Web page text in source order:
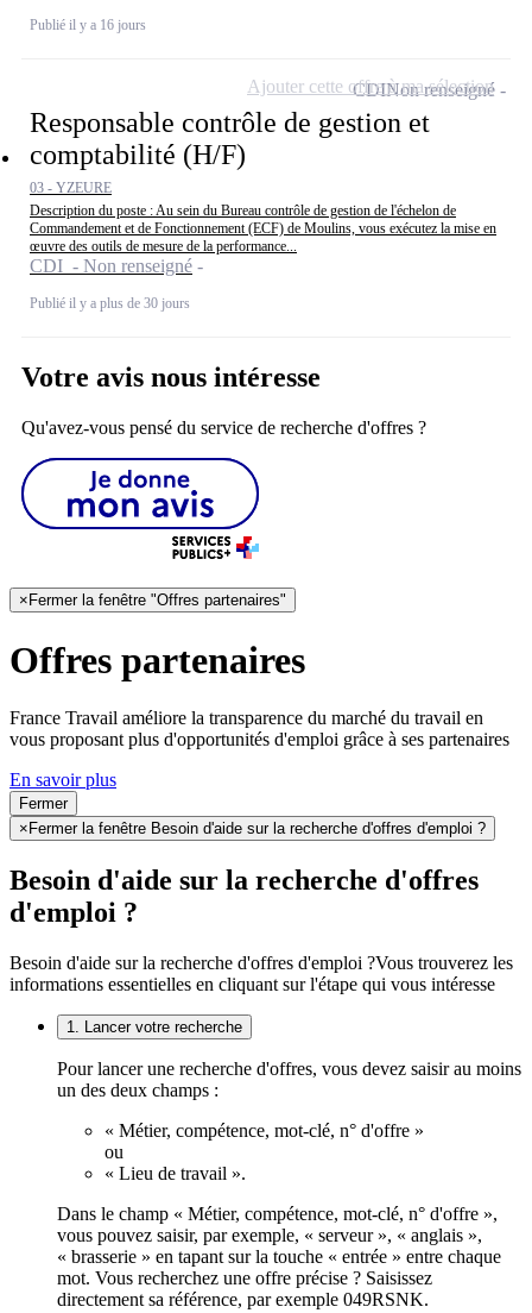
Publié il y a 16 jours
Responsable contrôle de gestion et
comptabilité (H/F)
03 - YZEURE
Description du poste : Au sein du Bureau contrôle de gestion de l'échelon de
Commandement et de Fonctionnement (ECF) de Moulins, vous exécutez la mise en
œuvre des outils de mesure de la performance...
CDI - Non renseigné
Publié il y a plus de 30 jours
CDINon renseigné
Ajouter cette offre à ma sélection
Votre avis nous intéresse
Qu'avez-vous pensé du service de recherche d'offres ?
× Fermer la fenêtre "Offres partenaires"
Offres partenaires
France Travail améliore la transparence du marché du travail en
vous proposant plus d'opportunités d'emploi grâce à ses partenaires
En savoir plus
Fermer
× Fermer la fenêtre Besoin d'aide sur la recherche d'offres d'emploi ?
Besoin d'aide sur la recherche d'offres
d'emploi ?
Besoin d'aide sur la recherche d'offres d'emploi ?Vous trouverez les
informations essentielles en cliquant sur l'étape qui vous intéresse
1. Lancer votre recherche
Pour lancer une recherche d'offres, vous devez saisir au moins
un des deux champs :
« Métier, compétence, mot-clé, n° d'offre »
ou
« Lieu de travail ».
Dans le champ « Métier, compétence, mot-clé, n° d'offre »,
vous pouvez saisir, par exemple, « serveur », « anglais »,
« brasserie » en tapant sur la touche « entrée » entre chaque
mot. Vous recherchez une offre précise ? Saisissez
directement sa référence, par exemple 049RSNK.